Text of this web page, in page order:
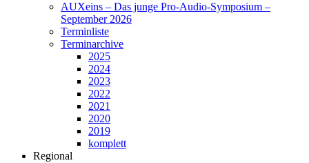
AUXeins – Das junge Pro-Audio-Symposium –
September 2026
Terminliste
Terminarchive
2025
2024
2023
2022
2021
2020
2019
komplett
Regional